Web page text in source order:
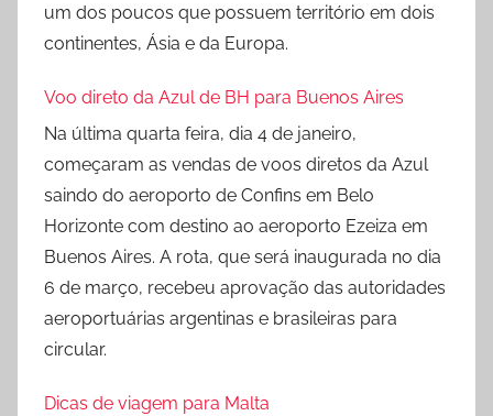
um dos poucos que possuem território em dois
continentes, Ásia e da Europa.
Voo direto da Azul de BH para Buenos Aires
Na última quarta feira, dia 4 de janeiro,
começaram as vendas de voos diretos da Azul
saindo do aeroporto de Confins em Belo
Horizonte com destino ao aeroporto Ezeiza em
Buenos Aires. A rota, que será inaugurada no dia
6 de março, recebeu aprovação das autoridades
aeroportuárias argentinas e brasileiras para
circular.
Dicas de viagem para Malta